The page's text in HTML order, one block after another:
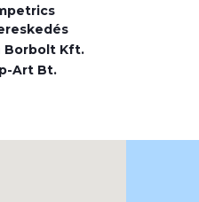
Borbolt Kft.
Art Bt.